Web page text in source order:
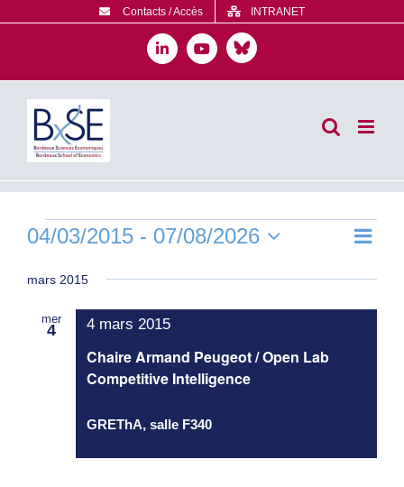
au
Contacts / Accès INTRANET
LinkedInYouTubeBluesky
Évènements
vues
Liste
04/03/2015 - 07/08/2026
une
mars 2015
mer
4
Chaire Armand Peugeot / Open Lab
Competitive Intelligence
4 mars 2015
GREThA, salle F340